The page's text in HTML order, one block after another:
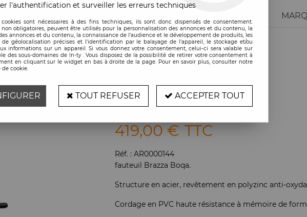
Fauteuil Brazza - Noir
Soyez le premier à donner votre avis !
419,00 €TTC
Réf. : AR0000144
fauteuil Brazza Boqa.
Structure en acier, revêtement en polyzinc anti-
Cordage en PVC haute résistance à mémoire de
l'authentification et surveiller les erreurs techniques
cookies sont nécessaires à des fins techniques, ils sont donc dispensés de consentement.
non obligatoires, peuvent être utilisés pour la personnalisation des annonces et du contenu, la
annonces et du contenu, la connaissance de l'audience et le développement de produits, les
de géolocalisation précises et l'identification par le balayage de l'appareil, le stockage et/ou
informations sur un appareil. Si vous donnez votre consentement, celui-ci sera valable sur
des sous-domaines de In-ty . Vous disposez de la possibilité de retirer votre consentement à
en cliquant sur le widget en bas à droite de la page. Pour en savoir plus, consulter notre
cookie.
TOUT REFUSER ACCEPTER TOUT